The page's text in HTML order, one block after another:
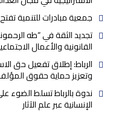
جمعية مبادرات للتنمية
تجديد الثقة في “طه
القانونية والأعمال
الرباط: إطلاق تفعيل حق
وتعزيز حماية حقوق
ندوة بالرباط تسلط الضوء
الإنسانية عبر علم الآثار